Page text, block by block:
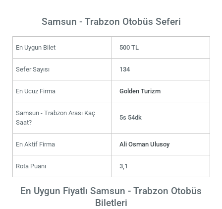
Samsun - Trabzon Otobüs Seferi
En Uygun Bilet 500 TL
Sefer Sayısı 134
En Ucuz Firma Golden Turizm
Samsun - Trabzon Arası Kaç
Saat?
5s 54dk
En Aktif Firma Ali Osman Ulusoy
Rota Puanı 3,1
En Uygun Fiyatlı Samsun - Trabzon Otobüs
Biletleri